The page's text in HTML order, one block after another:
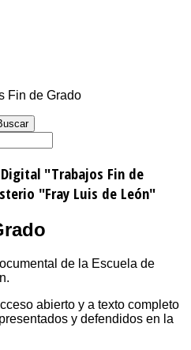
"Trabajos Fin de
"Fray Luis de León"
de la Escuela de
abierto y a texto completo
y defendidos en la